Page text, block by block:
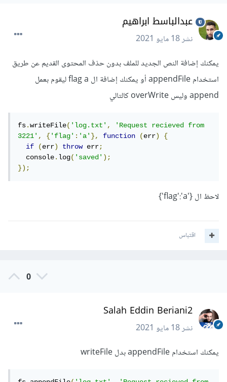
عبدالباسط ابراهيم
نشر18 مايو 2021
يمكنك إضافة النص الجديد للملف بدون حذف المحتوى القديم عن طريق
استخدام appendFile أو يمكنك إضافة ال flag a ليقوم بعمل
append وليس overWrite كالتالي
fs.writeFile('log.txt',
'Request recieved from
3221', {'flag':'a'}, function (err)
{
if
(err) throw err;
  console
.log('saved');
});
لاحظ ال {'flag':'a'}
اقتباس
0
Salah Eddin Beriani2
نشر18 مايو 2021
يمكنك استخدام appendFile بدل writeFile